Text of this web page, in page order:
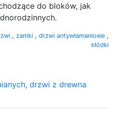
do bloków, jak
, zamki , drzwi antywłamaniowe ,
kłódki
drzwi z drewna